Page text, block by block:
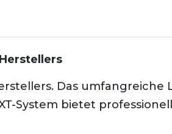
Das umfangreiche
System bietet